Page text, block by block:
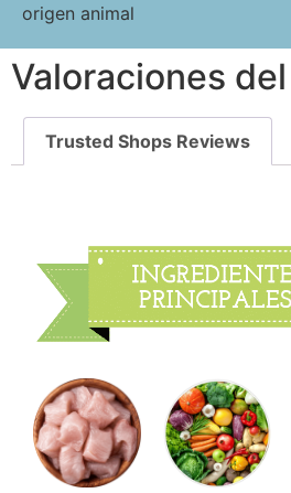
origen animal
Valoraciones
Trusted Shops Reviews